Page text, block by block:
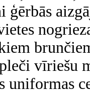
ģērbās
vīriešu
uniformas